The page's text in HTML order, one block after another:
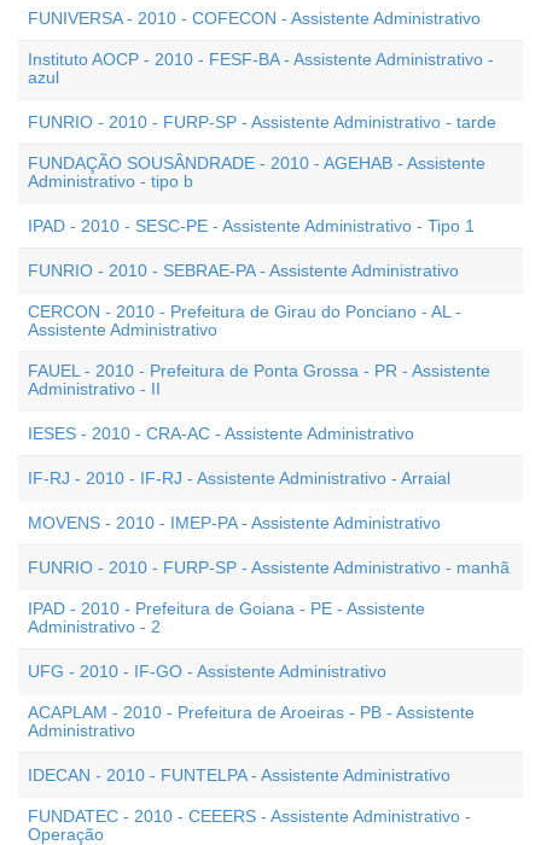
FUNIVERSA - 2010 - COFECON - Assistente Administrativo
Instituto AOCP - 2010 - FESF-BA - Assistente Administrativo -
azul
FUNRIO - 2010 - FURP-SP - Assistente Administrativo - tarde
FUNDAÇÃO SOUSÂNDRADE - 2010 - AGEHAB - Assistente
Administrativo - tipo b
IPAD - 2010 - SESC-PE - Assistente Administrativo - Tipo 1
FUNRIO - 2010 - SEBRAE-PA - Assistente Administrativo
CERCON - 2010 - Prefeitura de Girau do Ponciano - AL -
Assistente Administrativo
FAUEL - 2010 - Prefeitura de Ponta Grossa - PR - Assistente
Administrativo - II
IESES - 2010 - CRA-AC - Assistente Administrativo
IF-RJ - 2010 - IF-RJ - Assistente Administrativo - Arraial
MOVENS - 2010 - IMEP-PA - Assistente Administrativo
FUNRIO - 2010 - FURP-SP - Assistente Administrativo - manhã
IPAD - 2010 - Prefeitura de Goiana - PE - Assistente
Administrativo - 2
UFG - 2010 - IF-GO - Assistente Administrativo
ACAPLAM - 2010 - Prefeitura de Aroeiras - PB - Assistente
Administrativo
IDECAN - 2010 - FUNTELPA - Assistente Administrativo
FUNDATEC - 2010 - CEEERS - Assistente Administrativo -
Operação